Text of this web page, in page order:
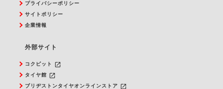
プライバシーポリシー
サイトポリシー
企業情報
外部サイト
コクピット launch
タイヤ館 launch
ブリヂストンタイヤオンラインストア launch